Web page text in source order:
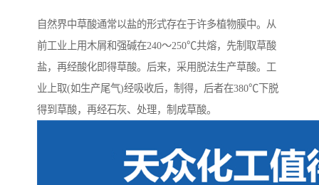
自然界中草酸通常以盐的形式存在于许多植物膜中。从
前工业上用木屑和强碱在240～250℃共熔，先制取草酸
盐，再经酸化即得草酸。后来，采用脱法生产草酸。工
业上取(如生产尾气)经吸收后，制得，后者在380℃下脱
得到草酸，再经石灰、处理，制成草酸。